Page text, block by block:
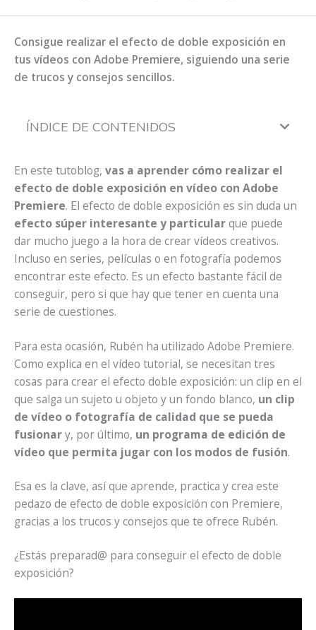
Consigue realizar el efecto de doble exposición en
tus vídeos con Adobe Premiere, siguiendo una serie
de trucos y consejos sencillos.
ÍNDICE DE CONTENIDOS
En este tutoblog, vas a aprender cómo realizar el
efecto de doble exposición en vídeo con Adobe
Premiere. El efecto de doble exposición es sin duda un
efecto súper interesante y particularque puede
dar mucho juego a la hora de crear vídeos creativos.
Incluso en series, películas o en fotografía podemos
encontrar este efecto. Es un efecto bastante fácil de
conseguir, pero si que hay que tener en cuenta una
serie de cuestiones.
Para esta ocasión, Rubén ha utilizado Adobe Premiere.
Como explica en el vídeo tutorial, se necesitan tres
cosas para crear el efecto doble exposición: un clip en el
que salga un sujeto u objeto y un fondo blanco, un clip
de vídeo o fotografía de calidad que se pueda
fusionary, por último, un programa de edición de
vídeo que permita jugar con los modos de fusión.
Esa es la clave, así que aprende, practica y crea este
pedazo de efecto de doble exposición con Premiere,
gracias a los trucos y consejos que te ofrece Rubén.
¿Estás preparad@ para conseguir el efecto de doble
exposición?